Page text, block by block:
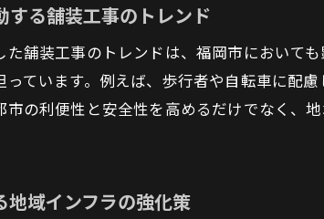
ス
舗装
舗装工事
する舗装工事のトレンド
た舗装工事のトレンドは、福岡市において
っています。例えば、歩行者や自転車に配
市の利便性と安全性を高めるだけでなく、
地域インフラの強化策